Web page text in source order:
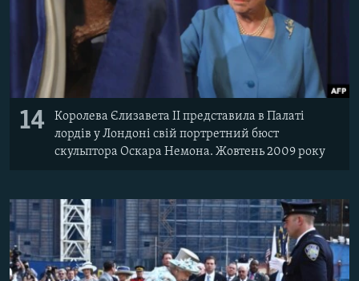
14
Королева Єлизавета II представила в Палаті
лордів у Лондоні свій портретний бюст
скульптора Оскара Немона. Жовтень 2009 року